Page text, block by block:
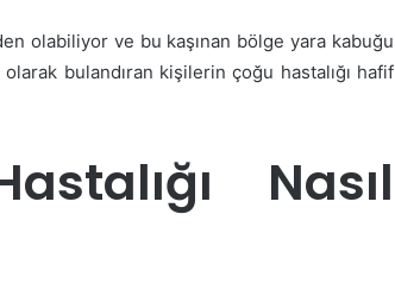
olabiliyor ve bu kaşınan bölge yara kabuğu
bulandıran kişilerin çoğu hastalığı hafif
Nasıl